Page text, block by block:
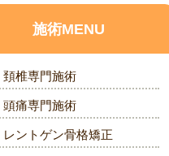
施術MENU
頚椎専門施術
頭痛専門施術
レントゲン骨格矯正